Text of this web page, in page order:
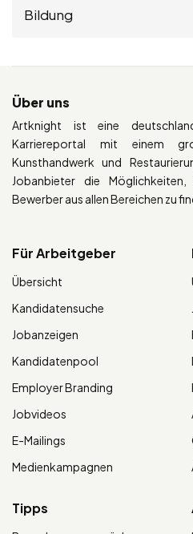
Bildung
Über uns
Artknight ist eine
Karriereportal mit einem
Kunsthandwerk und
Jobanbieter die
Bewerber aus allen Bereichen zu
Für Arbeitgeber
Übersicht
Kandidatensuche
Jobanzeigen
Kandidatenpool
Employer Branding
Jobvideos
E-Mailings
Medienkampagnen
Tipps